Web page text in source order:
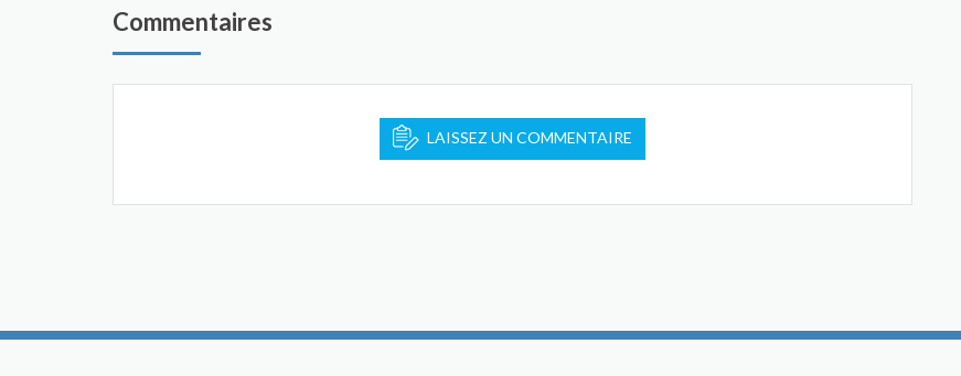
Commentaires
LAISSEZ UN COMMENTAIRE